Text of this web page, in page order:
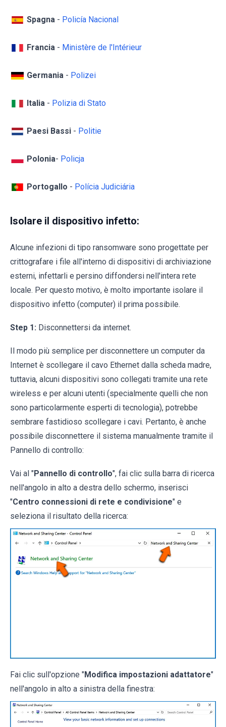
Spagna - Policía Nacional
Francia - Ministère de l'Intérieur
Germania - Polizei
Italia - Polizia di Stato
Paesi Bassi - Politie
Polonia- Policja
Portogallo - Polícia Judiciária
Isolare il dispositivo infetto:
Alcune infezioni di tipo ransomware sono progettate per
crittografare i file all'interno di dispositivi di archiviazione
esterni, infettarli e persino diffondersi nell'intera rete
locale. Per questo motivo, è molto importante isolare il
dispositivo infetto (computer) il prima possibile.
Step 1: Disconnettersi da internet.
Il modo più semplice per disconnettere un computer da
Internet è scollegare il cavo Ethernet dalla scheda madre,
tuttavia, alcuni dispositivi sono collegati tramite una rete
wireless e per alcuni utenti (specialmente quelli che non
sono particolarmente esperti di tecnologia), potrebbe
sembrare fastidioso scollegare i cavi. Pertanto, è anche
possibile disconnettere il sistema manualmente tramite il
Pannello di controllo:
Vai al "Pannello di controllo", fai clic sulla barra di ricerca
nell'angolo in alto a destra dello schermo, inserisci
"Centro connessioni di rete e condivisione" e
seleziona il risultato della ricerca:
Fai clic sull'opzione "Modifica impostazioni adattatore"
nell'angolo in alto a sinistra della finestra: